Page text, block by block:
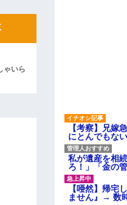
れ。「何クラクション鳴らし
ｗｗｗｗｗ(※画像あり)
線を制限速度で走った結果
【考察】兄嫁
にとんでもな
私が遺産を相
ろ！」「金の
【唖然】帰宅
ません』→ 数
ゃいら